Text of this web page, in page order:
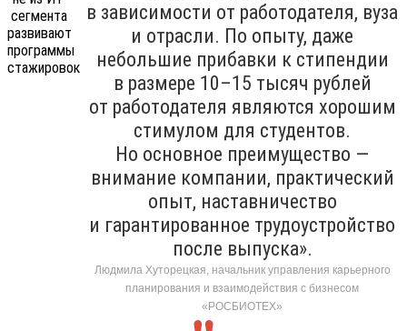
в зависимости от работодателя, вуза
и отрасли. По опыту, даже
небольшие прибавки к стипендии
в размере 10–15 тысяч рублей
от работодателя являются хорошим
стимулом для студентов.
Но основное преимущество —
внимание компании, практический
опыт, наставничество
и гарантированное трудоустройство
после выпуска».
Людмила Хуторецкая, начальник управления карьерного
планирования и взаимодействия с бизнесом
«РОСБИОТЕХ»